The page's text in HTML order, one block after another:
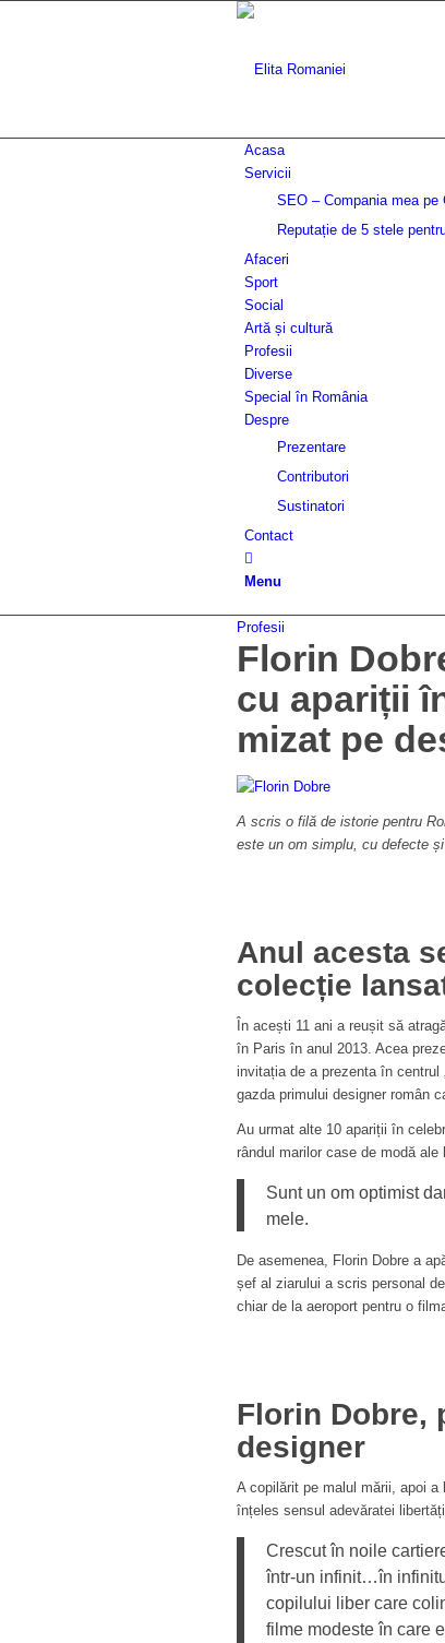
Acasa
Servicii
SEO – Compania mea pe
Reputație de 5 stele
Afaceri
Sport
Social
Artă și cultură
Profesii
Diverse
Special în România
Despre
Prezentare
Contributori
Sustinatori
Contact
Menu
Profesii
Florin
cu apariții
mizat pe
A scris o filă de istorie pentru
este un om simplu, cu defecte
Anul acesta
colecție
În acești 11 ani a reușit să
în Paris în anul 2013. Acea
invitația de a prezenta în centrul
gazda primului designer român
Au urmat alte 10 apariții în
rândul marilor case de modă ale
Sunt un om optimist
mele.
De asemenea, Florin Dobre a
șef al ziarului a scris personal
chiar de la aeroport pentru o
Florin Dobre,
designer
A copilărit pe malul mării, apoi
înțeles sensul adevăratei libertăți
Crescut în noile
într-un infinit…în
copilului liber care
filme modeste în care